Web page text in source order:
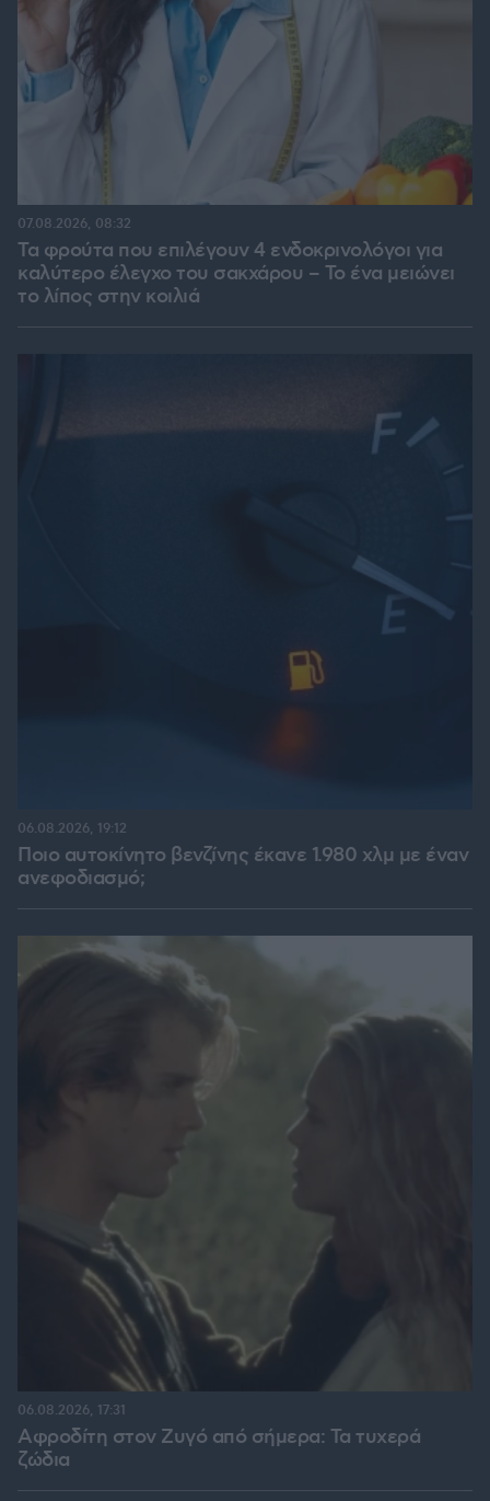
Τα φρούτα που επιλέγουν 4 ενδοκρινολόγοι για
καλύτερο έλεγχο του σακχάρου – Το ένα μειώνει
το λίπος στην κοιλιά
07.08.2026, 08:32
Ποιο αυτοκίνητο βενζίνης έκανε 1.980 χλμ με έναν
ανεφοδιασμό;
06.08.2026, 19:12
Αφροδίτη στον Ζυγό από σήμερα: Τα τυχερά
ζώδια
06.08.2026, 17:31